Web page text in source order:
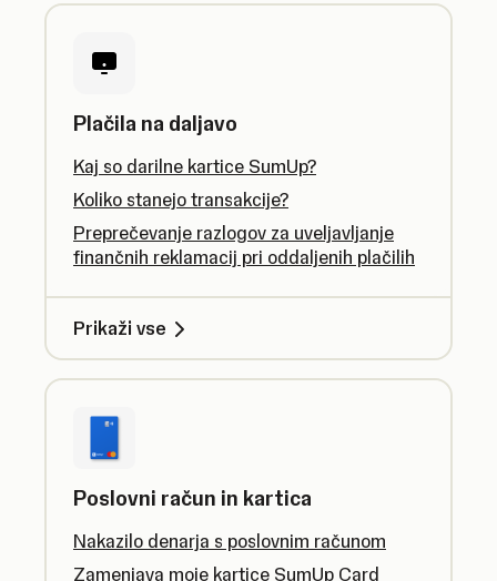
Plačila na daljavo
Kaj so darilne kartice SumUp?
Koliko stanejo transakcije?
Preprečevanje razlogov za uveljavljanje
finančnih reklamacij pri oddaljenih plačilih
Prikaži vse
Poslovni račun in kartica
Nakazilo denarja s poslovnim računom
Zamenjava moje kartice SumUp Card